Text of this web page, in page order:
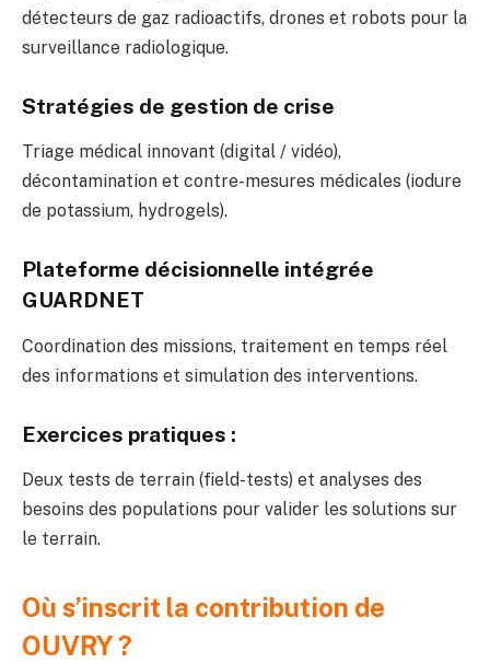
détecteurs de gaz radioactifs, drones et robots pour la
surveillance radiologique.
Stratégies de gestion de crise
Triage médical innovant (digital / vidéo),
décontamination et contre-mesures médicales (iodure
de potassium, hydrogels).
Plateforme décisionnelle intégrée
GUARDNET
Coordination des missions, traitement en temps réel
des informations et simulation des interventions.
Exercices pratiques :
Deux tests de terrain (field-tests) et analyses des
besoins des populations pour valider les solutions sur
le terrain.
Où s’inscrit la contribution de
OUVRY ?